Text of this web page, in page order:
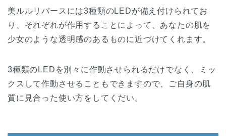
美ルルリバースには3種類のLEDが備え付けられてお
り、それぞれが作用することによって、あなたの肌を
少女のような透明感のあるものに近づけてくれます。
3種類のLEDを別々に作動させられるだけでなく、ミッ
クスして作動させることもできますので、ご自身の肌
質に見合った使い方をしてくだい。